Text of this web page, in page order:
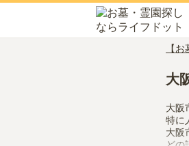
【
大
大阪
特に
大阪